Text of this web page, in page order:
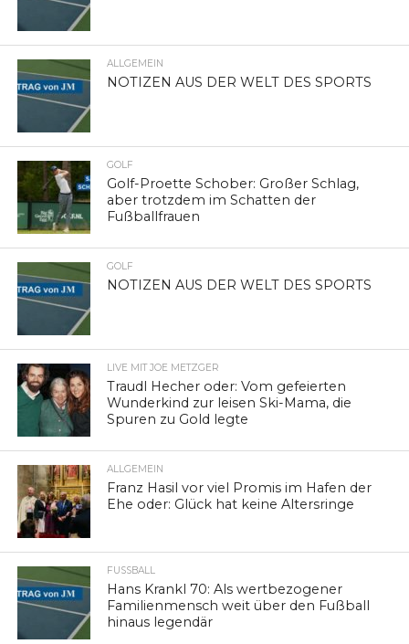
ALLGEMEIN
NOTIZEN AUS DER WELT DES SPORTS
GOLF
Golf-Proette Schober: Großer Schlag,
aber trotzdem im Schatten der
Fußballfrauen
GOLF
NOTIZEN AUS DER WELT DES SPORTS
LIVE MIT JOE METZGER
Traudl Hecher oder: Vom gefeierten
Wunderkind zur leisen Ski-Mama, die
Spuren zu Gold legte
ALLGEMEIN
Franz Hasil vor viel Promis im Hafen der
Ehe oder: Glück hat keine Altersringe
FUSSBALL
Hans Krankl 70: Als wertbezogener
Familienmensch weit über den Fußball
hinaus legendär